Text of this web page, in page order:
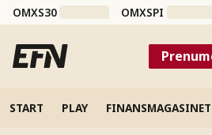
OMXS30 OMXSPI
START PLAY FINANSMAGASINET